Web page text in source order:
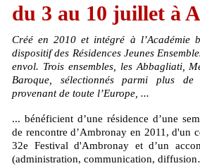
du 3 au 10 juillet à
Créé en 2010 et intégré à l’Académie
dispositif des Résidences Jeunes
envol. Trois ensembles, les Abbagliati,
Baroque, sélectionnés parmi plus de
provenant de toute l’Europe, ...
... bénéficient d’une résidence d’une
de rencontre d’Ambronay en 2011, d'un
32e Festival d'Ambronay et d’un
(administration, communication,